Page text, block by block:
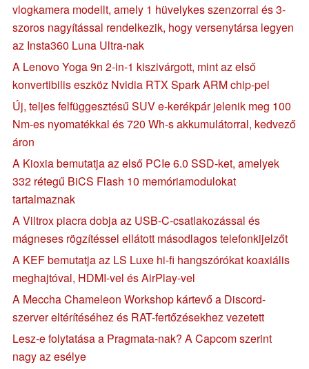
vlogkamera modellt, amely 1 hüvelykes szenzorral és 3-
szoros nagyítással rendelkezik, hogy versenytársa legyen
az Insta360 Luna Ultra-nak
A Lenovo Yoga 9n 2-in-1 kiszivárgott, mint az első
konvertibilis eszköz Nvidia RTX Spark ARM chip-pel
Új, teljes felfüggesztésű SUV e-kerékpár jelenik meg 100
Nm-es nyomatékkal és 720 Wh-s akkumulátorral, kedvező
áron
A Kioxia bemutatja az első PCIe 6.0 SSD-ket, amelyek
332 rétegű BiCS Flash 10 memóriamodulokat
tartalmaznak
A Viltrox piacra dobja az USB-C-csatlakozással és
mágneses rögzítéssel ellátott másodlagos telefonkijelzőt
A KEF bemutatja az LS Luxe hi-fi hangszórókat koaxiális
meghajtóval, HDMI-vel és AirPlay-vel
A Meccha Chameleon Workshop kártevő a Discord-
szerver eltérítéséhez és RAT-fertőzésekhez vezetett
Lesz-e folytatása a Pragmata-nak? A Capcom szerint
nagy az esélye